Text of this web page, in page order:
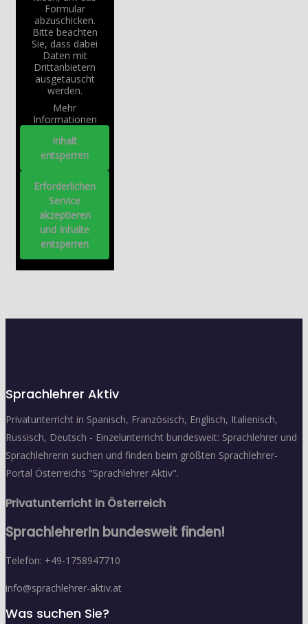
Formular
abzuschicken.
Bitte beachten
Sie, dass dabei
Daten mit
Drittanbietern
ausgetauscht
werden.
Mehr
Informationen
Inhalt
entsperren
Erforderlichen
Service
akzeptieren
und Inhalte
entsperren
Sprachlehrer Aktiv
Privatunterricht in Spanisch, Französisch, Englisch, Italienisch,
Russisch, Deutsch - Einzelunterricht bundesweit: Sprachlehrer und
Sprachlehrerin suchen und finden beim größten Sprachlehrer-
Portal Österreichs "Sprachlehrer Aktiv".
Privatunterricht in Österreich
SprachlehrerIn bundesweit finden!
Telefon: +49-1758947710
info@sprachlehrer-aktiv.at
Was suchen Sie?